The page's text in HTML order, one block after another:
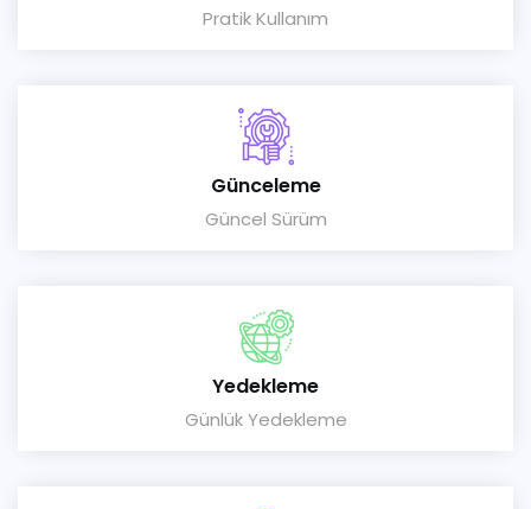
Pratik Kullanım
Günceleme
Güncel Sürüm
Yedekleme
Günlük Yedekleme